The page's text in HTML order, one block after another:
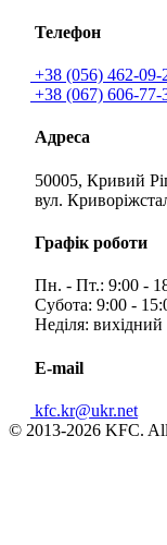
Телефон
+38 (056) 462-09-
+38 (067) 606-77-
Адреса
50005, Кривий
вул.
Графік роботи
Пн. - Пт.: 9:00 -
Субота: 9:00 -
Неділя: вихідний
E-mail
kfc.kr@ukr.net
© 2013-2026 KFC.